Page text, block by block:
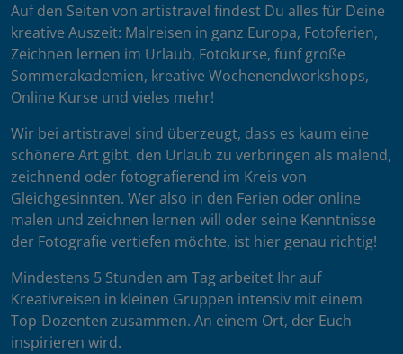
Auf den Seiten von artistravel findest Du alles für Deine
kreative Auszeit: Malreisen in ganz Europa, Fotoferien,
Zeichnen lernen im Urlaub, Fotokurse, fünf große
Sommerakademien, kreative Wochenendworkshops,
Online Kurse und vieles mehr!
Wir bei artistravel sind überzeugt, dass es kaum eine
schönere Art gibt, den Urlaub zu verbringen als malend,
zeichnend oder fotografierend im Kreis von
Gleichgesinnten. Wer also in den Ferien oder online
malen und zeichnen lernen will oder seine Kenntnisse
der Fotografie vertiefen möchte, ist hier genau richtig!
Mindestens 5 Stunden am Tag arbeitet Ihr auf
Kreativreisen in kleinen Gruppen intensiv mit einem
Top-Dozenten zusammen. An einem Ort, der Euch
inspirieren wird.